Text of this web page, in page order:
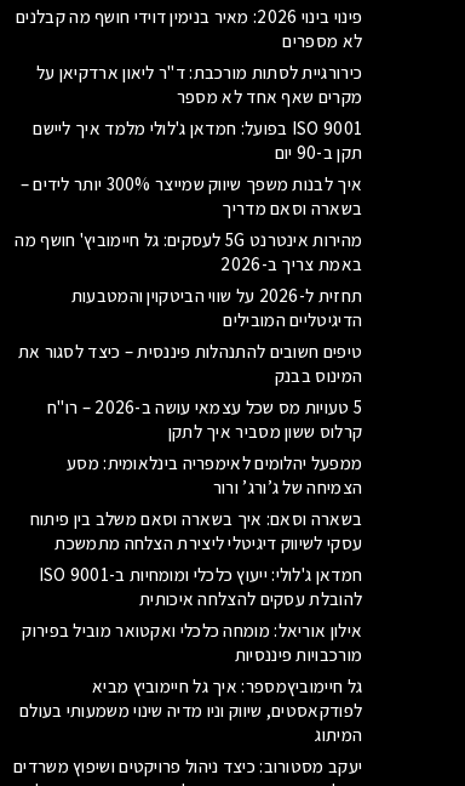
פינוי בינוי 2026: מאיר בנימין דוידי חושף מה קבלנים
לא מספרים
כירורגיית לסתות מורכבת: ד"ר ליאון ארדקיאן על
מקרים שאף אחד לא מספר
ISO 9001 בפועל: חמדאן ג'לולי מלמד איך ליישם
תקן ב-90 יום
איך לבנות משפך שיווק שמייצר 300% יותר לידים –
בשארה וסאם מדריך
מהירות אינטרנט 5G לעסקים: גל חיימוביץ' חושף מה
באמת צריך ב-2026
תחזית ל-2026 על שווי הביטקוין והמטבעות
הדיגיטליים המובילים
טיפים חשובים להתנהלות פיננסית – כיצד לסגור את
המינוס בבנק
5 טעויות מס שכל עצמאי עושה ב-2026 – רו"ח
קרלוס ששון מסביר איך לתקן
ממפעל יהלומים לאימפריה בינלאומית: מסע
הצמיחה של ג’ורג’ ורור
בשארה וסאם: איך בשארה וסאם משלב בין פיתוח
עסקי לשיווק דיגיטלי ליצירת הצלחה מתמשכת
חמדאן ג'לולי: ייעוץ כלכלי ומומחיות ב-ISO 9001
להובלת עסקים להצלחה איכותית
אילון אוריאל: מומחה כלכלי ואקטואר מוביל בפירוק
מורכבויות פיננסיות
גל חיימוביץמספר: איך גל חיימוביץ מביא
לפודקאסטים, שיווק וניו מדיה שינוי משמעותי בעולם
המיתוג
יעקב מסטורוב: כיצד ניהול פרויקטים ושיפוץ משרדים